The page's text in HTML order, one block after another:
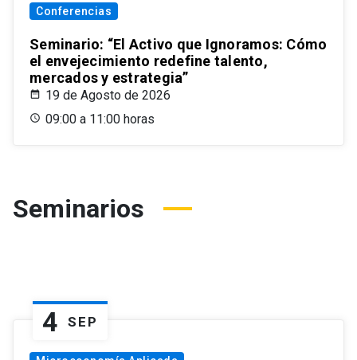
Conferencias
Seminario: “El Activo que Ignoramos: Cómo
el envejecimiento redefine talento,
mercados y estrategia”
19 de Agosto de 2026
09:00 a 11:00 horas
Seminarios
4 SEP